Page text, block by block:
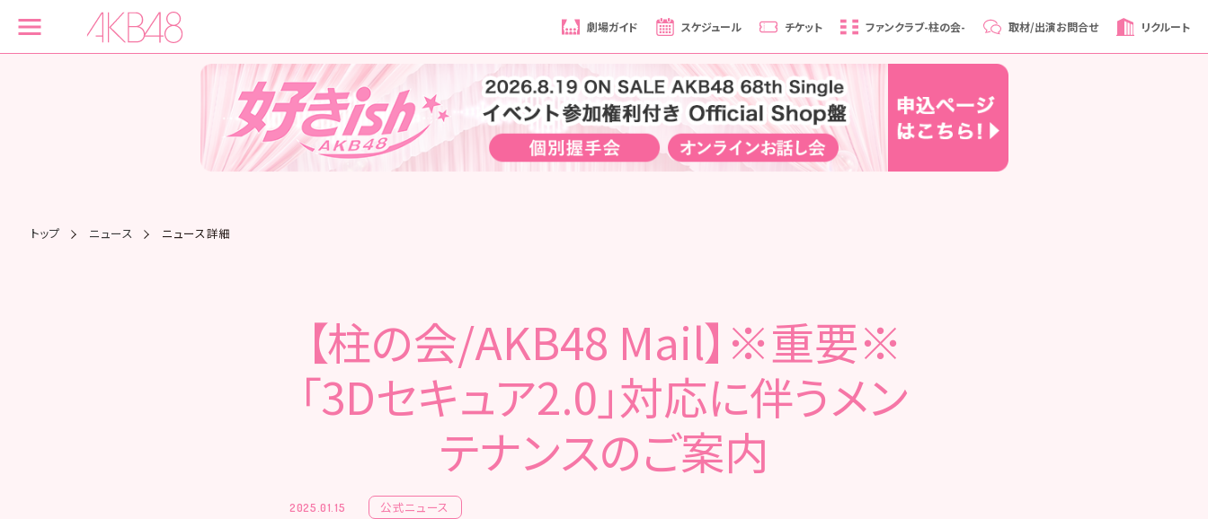
劇場ガイド スケジュール チケット ファンクラブ-柱の会- 取材/出演お問合せ リクルート
トップ ニュース ニュース詳細
【柱の会/AKB48 Mail】※重要※
「3Dセキュア2.0」対応に伴うメン
テナンスのご案内
2025.01.15 公式ニュース